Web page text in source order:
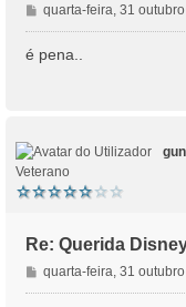
M
e
n
m
quarta-feira, 31
é pena..
Veterano
Re: Querida
M
e
quarta-feira, 31